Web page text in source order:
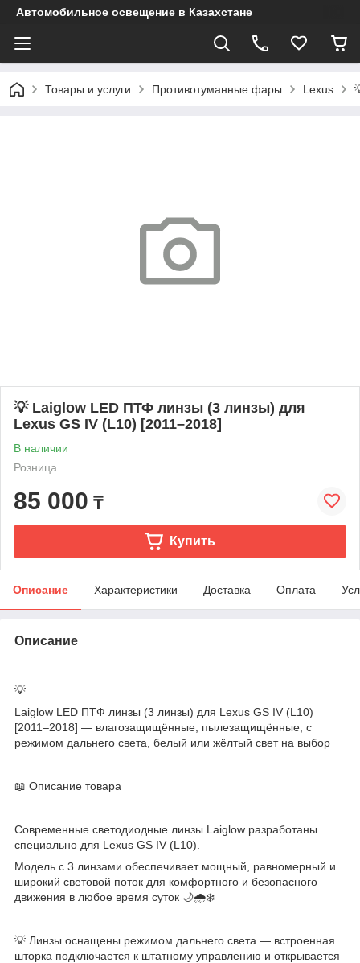
Автомобильное освещение в Казахстане
Товары и услуги Противотуманные фары Lexus
💡 Laiglow LED ПТФ линзы (3 линзы) для
Lexus GS IV (L10) [2011–2018]
В наличии
Розница
85 000 ₸
Купить
Описание Характеристики Доставка Оплата
Описание
💡
Laiglow LED ПТФ линзы (3 линзы) для Lexus GS IV (L10)
[2011–2018] — влагозащищённые, пылезащищённые, с
режимом дальнего света, белый или жёлтый свет на выбор
📖 Описание товара
Современные светодиодные линзы Laiglow разработаны
специально для Lexus GS IV (L10).
Модель с 3 линзами обеспечивает мощный, равномерный и
широкий световой поток для комфортного и безопасного
движения в любое время суток 🌙🌧️❄️
💡 Линзы оснащены режимом дальнего света — встроенная
шторка подключается к штатному управлению и открывается